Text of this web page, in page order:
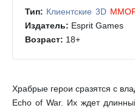
Тип: Клиентские 3D
Издатель: Esprit Games
Возраст: 18+
Храбрые герои сразятся с
Echo of War. Их ждет